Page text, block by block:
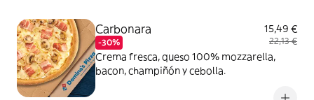
Carbonara
-30%
15,49 €
22,13 €
Crema fresca, queso 100% mozzarella,
bacon, champiñón y cebolla.